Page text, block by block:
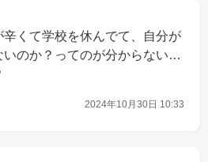
くて学校を休んでて、自分が
いのか？ってのが分からない…
2024年10月30日 10:33